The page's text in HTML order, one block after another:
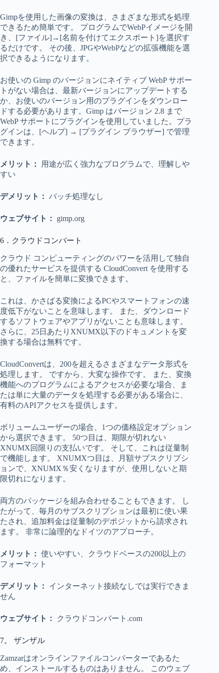
Gimpを使用した画像の変換は、さまざまな形式を処理
できるため簡単です。 プログラムでWebPイメージを開
き、[ファイル]→[名前を付けてエクスポート]を選択す
るだけです。 その後、JPGやWebPなどの拡張機能を選
択できるようになります。
お使いの Gimp のバージョンにネイティブ WebP サポー
トがない場合は、最新バージョンにアップデートする
か、お使いのバージョン用のプラグインをダウンロー
ドする必要があります。Gimp はバージョン 2.8 まで
WebP サポートにプラグインを使用していました。プラ
グインは、[ヘルプ] → [プラグイン ブラウザー] で管理
できます。
メリット：
用途が広く強力なプログラムで、理解しや
すい
デメリット： バッチ処理なし
ウェブサイト： gimp.org
6．クラウドコンバート
クラウド コンピューティングのパワーを活用して独自
の優れたサービスを提供する CloudConvert を使用する
と、ファイルを簡単に変換できます。
これは、かさばる変換によるPCやスマートフォンの速
度低下がないことを意味します。 また、ダウンロード
するソフトウェアやアプリがないことも意味します。
さらに、25日あたりXNUMX以下のドキュメントを変
換する場合は無料です。
CloudConvertは、200を超えるさまざまなデータ形式を
処理します。 ですから、大変な操作です。 また、変換
機能へのプログラムによるアクセスが必要な場合、ま
たは単に大量のデータを処理する必要がある場合に、
有料のAPIアクセスを提供します。
ボリュームユーザーの場合、1つの価格設定オプション
から選択できます。 50つ目は、期限が切れない
XNUMX回限りの支払いです。 そして、これは従量制
で機能します。 XNUMXつ目は、月額サブスクリプシ
ョンで、XNUMX％安くなりますが、使用しないと期
限切れになります。
両方のパッケージを組み合わせることもできます。 し
たがって、毎月のサブスクリプションは最初に使い果
たされ、追加料金は従量制のデポジットから請求され
ます。 非常に論理的なドイツのアプローチ。
メリット： 使いやすい、クラウドベースの200以上の
フォーマット
デメリット：
インターネット接続なしでは実行できま
せん
ウェブサイト： クラウドコンバート.com
7。 ザンザル
Zamzarはオンラインファイルコンバーターであるた
め、インストールするものはありません。 このウェブ